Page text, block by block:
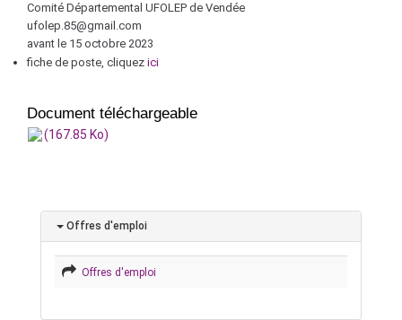
Comité Départemental UFOLEP de Vendée
ufolep.85@gmail.com
avant le 15 octobre 2023
fiche de poste, cliquez ici
Document téléchargeable
(167.85 Ko)
Offres d'emploi
Offres d'emploi